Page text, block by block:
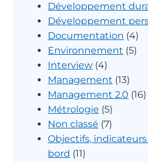
Développement
Développement
Documentation (4)
Environnement (5)
Interview (4)
Management (13)
Management 2.0 (16)
Métrologie (5)
Non classé (7)
Objectifs,
bord (11)